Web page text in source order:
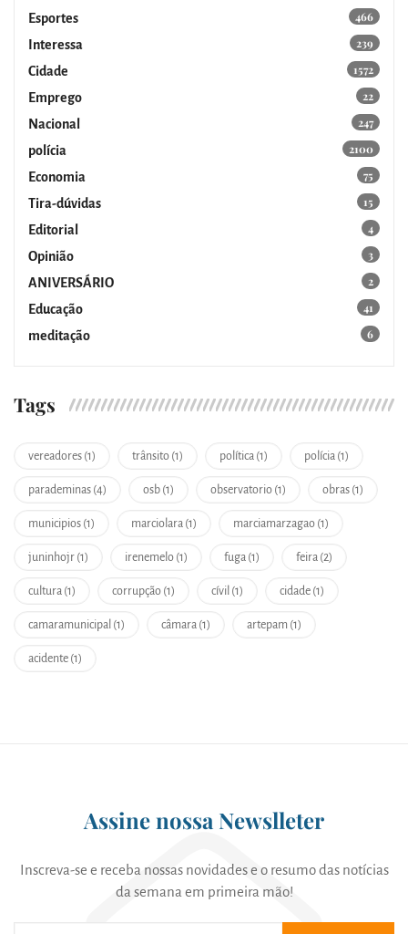
Esportes
466
Interessa
239
Cidade
1572
Emprego
22
Nacional
247
polícia
2100
Economia
75
Tira-dúvidas
15
Editorial
4
Opinião
3
ANIVERSÁRIO
2
Educação
41
meditação
6
Tags
vereadores (1) trânsito (1) política (1) polícia (1)
parademinas (4) osb (1) observatorio (1) obras (1)
municipios (1) marciolara (1) marciamarzagao (1)
juninhojr (1) irenemelo (1) fuga (1) feira (2)
cultura (1) corrupção (1) cívil (1) cidade (1)
camaramunicipal (1) câmara (1) artepam (1)
acidente (1)
Assine nossa Newslleter
Inscreva-se e receba nossas novidades e o resumo das notícias
da semana em primeira mão!